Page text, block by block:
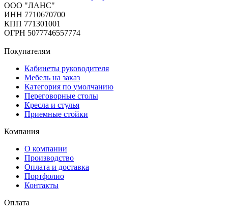
ООО "ЛАНС"
ИНН 7710670700
КПП 771301001
ОГРН 5077746557774
Покупателям
Кабинеты руководителя
Мебель на заказ
Категория по умолчанию
Переговорные столы
Кресла и стулья
Приемные стойки
Компания
О компании
Производство
Оплата и доставка
Портфолио
Контакты
Оплата